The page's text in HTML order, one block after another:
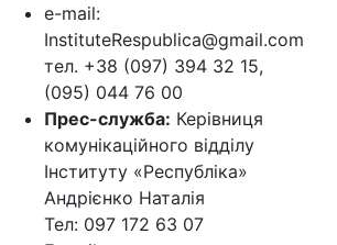
e-mail:
InstituteRespublica@gmail.com
тел. +38 (097) 394 32 15,
(095) 044 76 00
Прес-служба: Керівниця
комунікаційного відділу
Інституту «Республіка»
Андрієнко Наталія
Тел: 097 172 63 07